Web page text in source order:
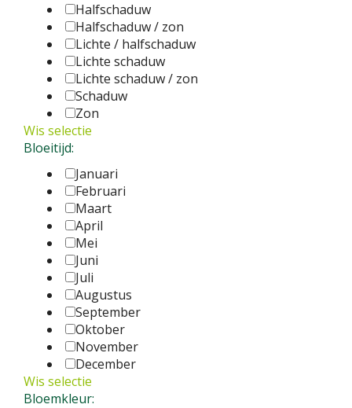
Halfschaduw
Halfschaduw / zon
Lichte / halfschaduw
Lichte schaduw
Lichte schaduw / zon
Schaduw
Zon
Wis selectie
Bloeitijd:
Januari
Februari
Maart
April
Mei
Juni
Juli
Augustus
September
Oktober
November
December
Wis selectie
Bloemkleur: